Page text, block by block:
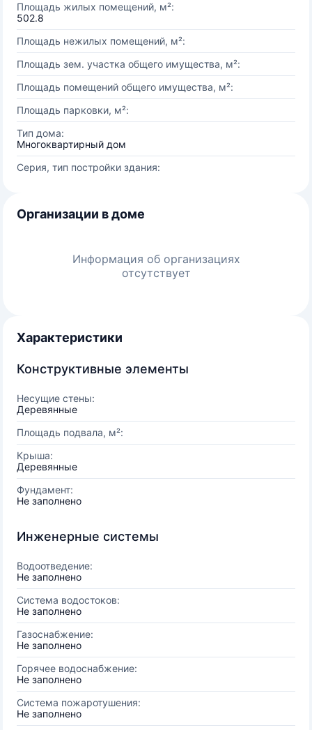
Площадь жилых помещений, м²:
502.8
Площадь нежилых помещений, м²:
Площадь зем. участка общего имущества, м²:
Площадь помещений общего имущества, м²:
Площадь парковки, м²:
Тип дома:
Многоквартирный дом
Серия, тип постройки здания:
Организации в доме
Информация об организациях
отсутствует
Характеристики
Конструктивные элементы
Несущие стены:
Деревянные
Площадь подвала, м²:
Крыша:
Деревянные
Фундамент:
Не заполнено
Инженерные системы
Водоотведение:
Не заполнено
Система водостоков:
Не заполнено
Газоснабжение:
Не заполнено
Горячее водоснабжение:
Не заполнено
Система пожаротушения:
Не заполнено